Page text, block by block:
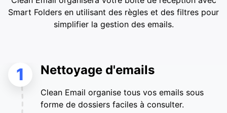
Smart Folders en utilisant des règles et des filtres pour
simplifier la gestion des emails.
1 Nettoyage d'emails
Clean Email organise tous vos emails sous
forme de dossiers faciles à consulter.